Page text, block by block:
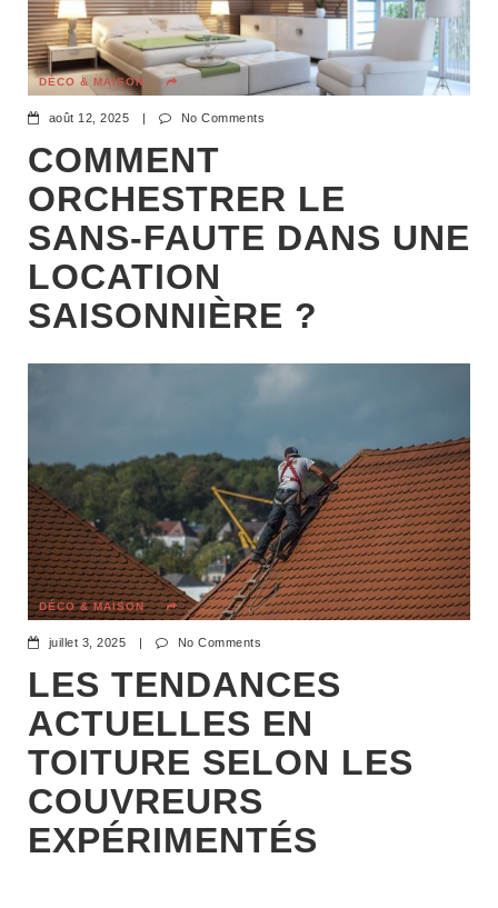
DÉCO & MAISON
août 12, 2025 No Comments
COMMENT
ORCHESTRER LE
SANS-FAUTE DANS UNE
LOCATION
SAISONNIÈRE ?
DÉCO & MAISON
juillet 3, 2025 | No Comments
LES TENDANCES
ACTUELLES EN
TOITURE SELON LES
COUVREURS
EXPÉRIMENTÉS